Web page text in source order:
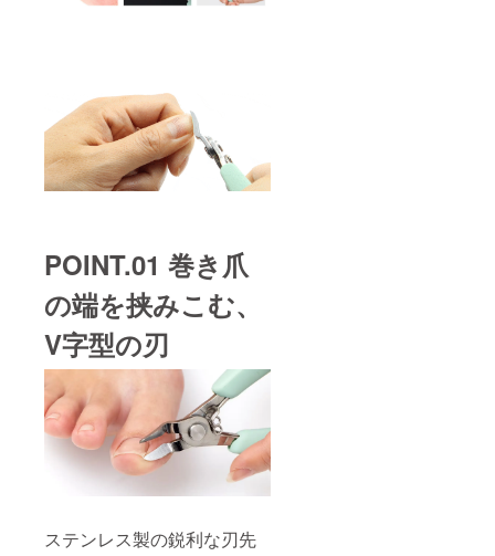
POINT.01 巻き爪
の端を挟みこむ、
V字型の刃
ステンレス製の鋭利な刃先